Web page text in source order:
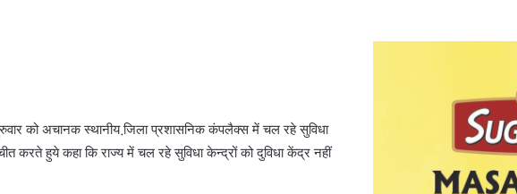
को अचानक स्थानीय जि़ला प्रशासनिक कंपलैक्स में चल रहे सुविधा
करते हुये कहा कि राज्य में चल रहे सुविधा केन्द्रों को दुविधा केंद्र नहीं